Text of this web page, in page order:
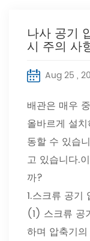
나사 공기
시 주의 사
Aug 25 ,
배관은 매우
올바르게 설
동할 수 있습
고 있습니다.
까?
1.스크류 공기
(1) 스크류 공
하며 압축기